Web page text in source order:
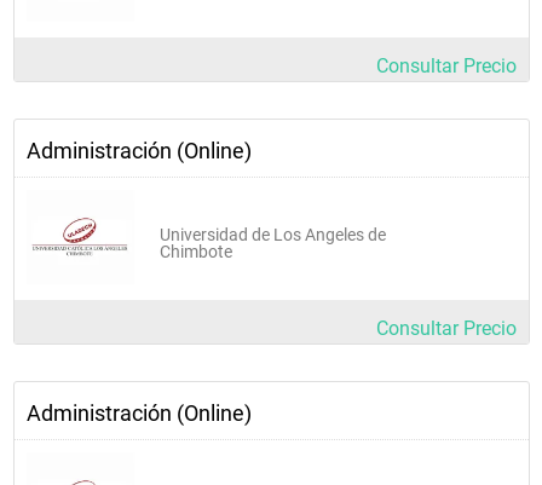
Consultar Precio
Administración (Online)
Universidad de Los Angeles de
Chimbote
Consultar Precio
Administración (Online)